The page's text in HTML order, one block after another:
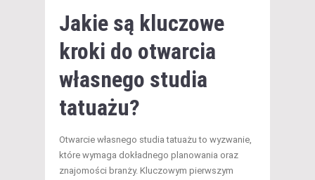
Jakie są kluczowe
kroki do otwarcia
własnego studia
tatuażu?
Otwarcie własnego studia tatuażu to wyzwanie,
które wymaga dokładnego planowania oraz
znajomości branży. Kluczowym pierwszym